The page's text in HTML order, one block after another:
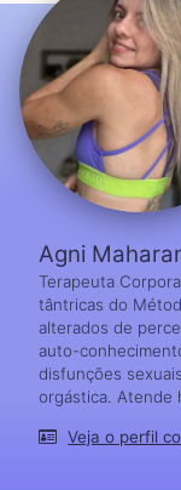
Agni
Terapeuta
tântricas do
alterados de
auto-
disfunções
orgástica. Atende
Veja o perfil